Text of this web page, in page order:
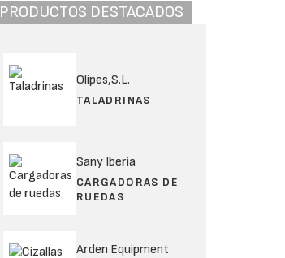
PRODUCTOS DESTACADOS
Olipes,S.L.
TALADRINAS
Sany Iberia
CARGADORAS DE
RUEDAS
Arden Equipment